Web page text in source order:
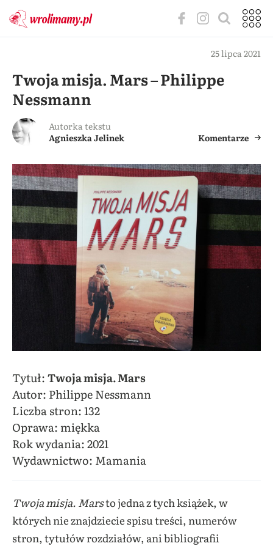
25 lipca 2021
Twoja misja. Mars – Philippe
Nessmann
Autorka tekstu
Agnieszka Jelinek
Komentarze
Tytuł:Twoja misja. Mars
Autor: Philippe Nessmann
Liczba stron: 132
Oprawa: miękka
Rok wydania: 2021
Wydawnictwo: Mamania
Twoja misja. Marsto jedna z tych książek, w
których nie znajdziecie spisu treści, numerów
stron, tytułów rozdziałów, ani bibliografii